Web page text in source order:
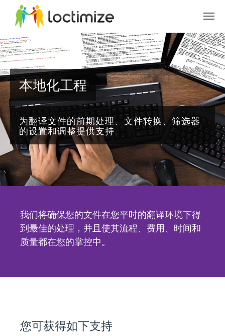
Skip to main content
本地化工程
为翻译文件的前期处理、文件转换、筛选器
的设置和调整提供支持
我们将确保您的文件在您平时的翻译环境下得
到最佳的处理，并且使其流程、费用、时间和
质量都在您的掌控中。
您可获得如下支持